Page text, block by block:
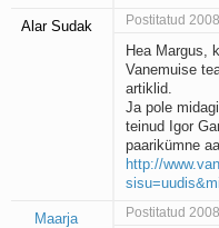
Alar Sudak Postitatud
Hea Margus,
Vanemuise
artiklid.
Ja pole
teinud Igor
paarikümne
http://
Maarja Postitatud